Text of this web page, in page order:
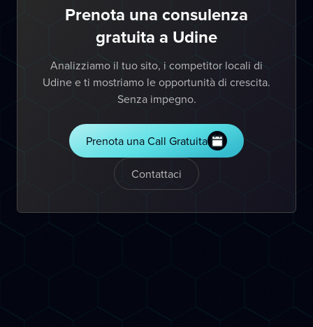
Prenota una consulenza
gratuita a Udine
Analizziamo il tuo sito, i competitor locali di
Udine e ti mostriamo le opportunità di crescita.
Senza impegno.
Prenota una Call Gratuita
Contattaci